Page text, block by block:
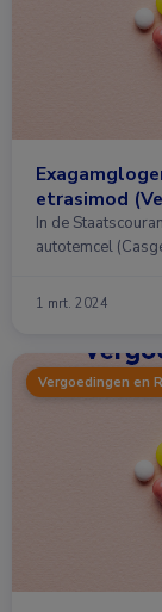
etrasimod
In de
autotemcel
1 mrt. 2024
Vergoedingen en